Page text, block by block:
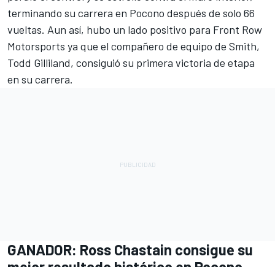
terminando su carrera en Pocono después de solo 66
vueltas. Aun así, hubo un lado positivo para Front Row
Motorsports ya que el compañero de equipo de Smith,
Todd Gilliland, consiguió su primera victoria de etapa
en su carrera.
GANADOR: Ross Chastain consigue su